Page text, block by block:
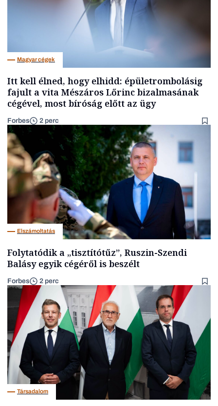
Magyar cégek
Itt kell élned, hogy elhidd: épületrombolásig
fajult a vita Mészáros Lőrinc bizalmasának
cégével, most bíróság előtt az ügy
Forbes 2 perc
Elszámoltatás
Folytatódik a „tisztítótűz”, Ruszin-Szendi
Balásy egyik cégéről is beszélt
Forbes 2 perc
Társadalom